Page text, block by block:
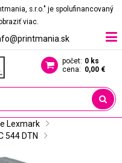
s.r.o." je spolufinancovaný
viac.
počet: 0 ks
cena: 0,00 €
Lexmark
544 DTN